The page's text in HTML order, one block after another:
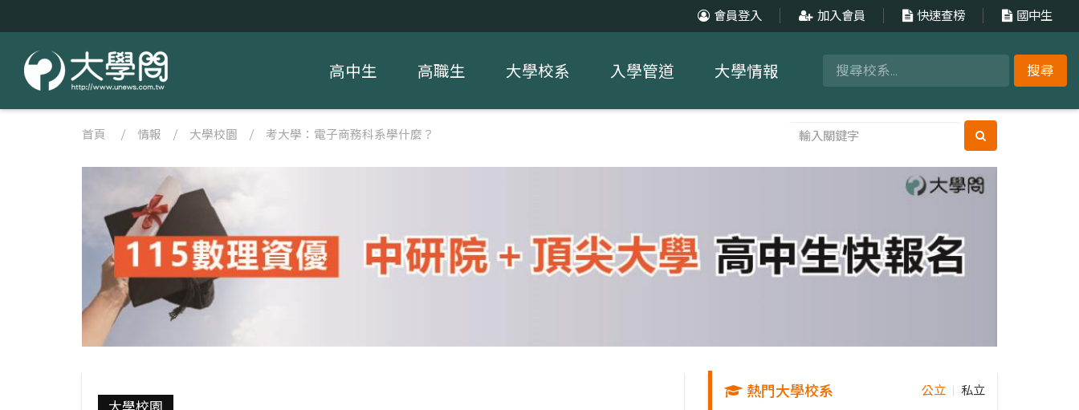
會員登入 加入會員 快速查榜 國中生
搜尋
高中生 高職生 大學校系 入學管道 大學情報
首頁 / 情報 / 大學校園 / 考大學：電子商務科系學什麼？
熱門大學校系 公立 私立